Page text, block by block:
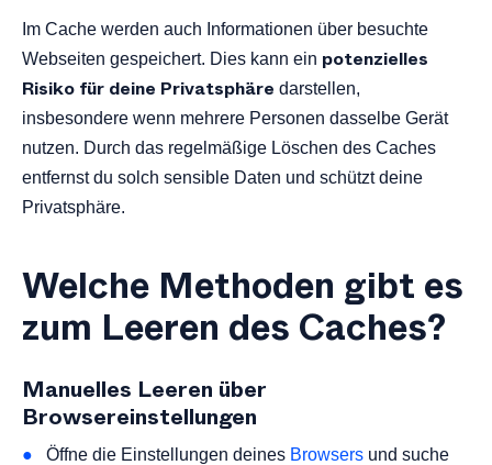
Im Cache werden auch Informationen über besuchte
Webseiten gespeichert. Dies kann ein potenzielles
Risiko für deine Privatsphäre darstellen,
insbesondere wenn mehrere Personen dasselbe Gerät
nutzen. Durch das regelmäßige Löschen des Caches
entfernst du solch sensible Daten und schützt deine
Privatsphäre.
Welche Methoden gibt es
zum Leeren des Caches?
Manuelles Leeren über
Browsereinstellungen
Öffne die Einstellungen deines Browsers und suche